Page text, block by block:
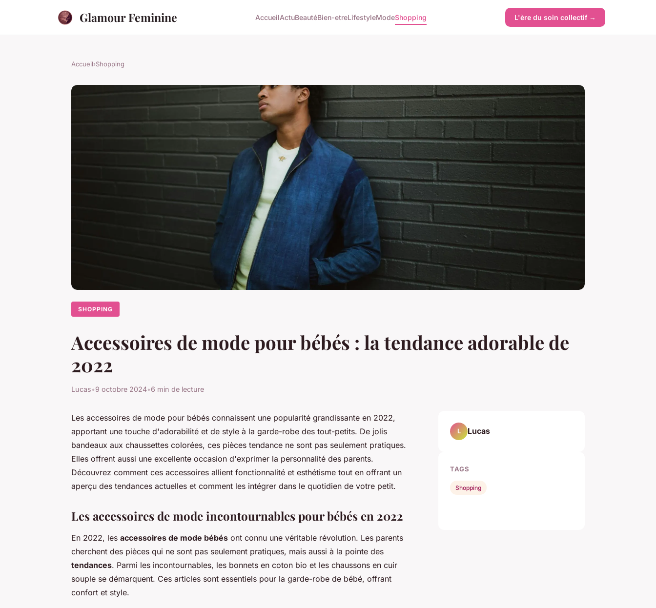
Glamour Feminine AccueilActuBeautéBien-etreLifestyleModeShopping L'ère du soin collectif →
Accueil›Shopping
SHOPPING
Accessoires de mode pour bébés : la tendance adorable de
2022
Lucas•9 octobre 2024•6 min de lecture
Les accessoires de mode pour bébés connaissent une popularité grandissante en 2022,
apportant une touche d'adorabilité et de style à la garde-robe des tout-petits. De jolis
bandeaux aux chaussettes colorées, ces pièces tendance ne sont pas seulement pratiques.
Elles offrent aussi une excellente occasion d'exprimer la personnalité des parents.
Découvrez comment ces accessoires allient fonctionnalité et esthétisme tout en offrant un
aperçu des tendances actuelles et comment les intégrer dans le quotidien de votre petit.
Les accessoires de mode incontournables pour bébés en 2022
En 2022, les accessoires de mode bébés ont connu une véritable révolution. Les parents
cherchent des pièces qui ne sont pas seulement pratiques, mais aussi à la pointe des
tendances. Parmi les incontournables, les bonnets en coton bio et les chaussons en cuir
souple se démarquent. Ces articles sont essentiels pour la garde-robe de bébé, offrant
confort et style.
L Lucas
TAGS
Shopping